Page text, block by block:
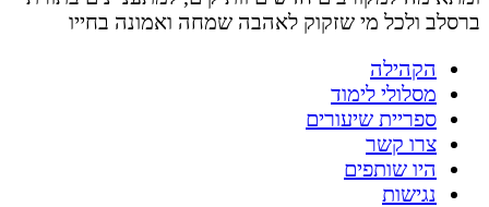
ברסלב ולכל מי שזקוק לאהבה שמחה ואמונה בחייו
הקהילה
מסלולי לימוד
ספריית שיעורים
צרו קשר
היו שותפים
נגישות